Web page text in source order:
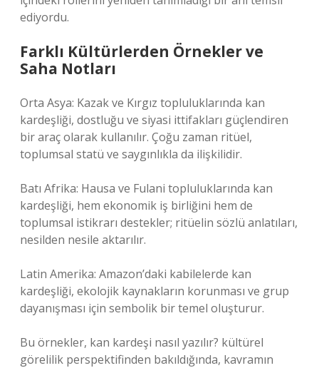
ediyordu.
Farklı Kültürlerden Örnekler ve
Saha Notları
Orta Asya: Kazak ve Kırgız topluluklarında kan
kardeşliği, dostluğu ve siyasi ittifakları güçlendiren
bir araç olarak kullanılır. Çoğu zaman ritüel,
toplumsal statü ve saygınlıkla da ilişkilidir.
Batı Afrika: Hausa ve Fulani topluluklarında kan
kardeşliği, hem ekonomik iş birliğini hem de
toplumsal istikrarı destekler; ritüelin sözlü anlatıları,
nesilden nesile aktarılır.
Latin Amerika: Amazon’daki kabilelerde kan
kardeşliği, ekolojik kaynakların korunması ve grup
dayanışması için sembolik bir temel oluşturur.
Bu örnekler, kan kardeşi nasıl yazılır? kültürel
görelilik perspektifinden bakıldığında, kavramın